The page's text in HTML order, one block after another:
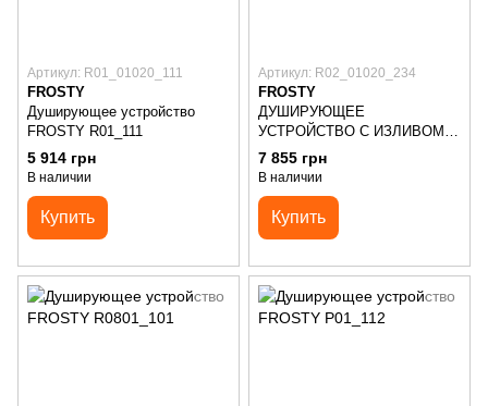
Артикул: R01_01020_111
FROSTY
Душирующее устройство
FROSTY R01_111
5 914 грн
В наличии
Купить
Артикул: R02_01020_234
FROSTY
ДУШИРУЮЩЕЕ
УСТРОЙСТВО С ИЗЛИВОМ
FROSTY R02_234
7 855 грн
В наличии
Купить